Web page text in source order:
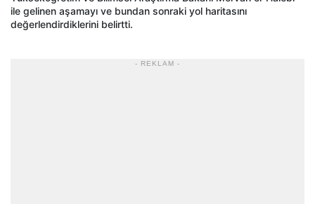
ile gelinen aşamayı ve bundan sonraki yol haritasını
değerlendirdiklerini belirtti.
- REKLAM -